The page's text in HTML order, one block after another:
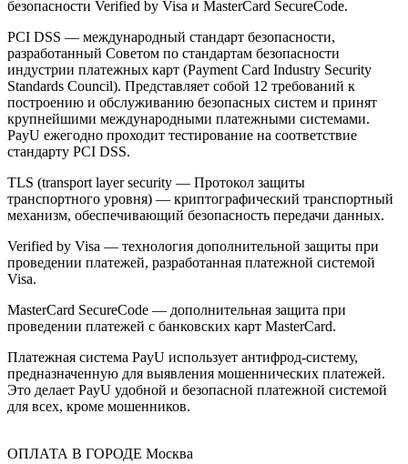
безопасности Verified by Visa и MasterCard SecureCode.
PCI DSS — международный стандарт безопасности,
разработанный Советом по стандартам безопасности
индустрии платежных карт (Payment Card Industry Security
Standards Council). Представляет собой 12 требований к
построению и обслуживанию безопасных систем и принят
крупнейшими международными платежными системами.
PayU ежегодно проходит тестирование на соответствие
стандарту PCI DSS.
TLS (transport layer security — Протокол защиты
транспортного уровня) — криптографический транспортный
механизм, обеспечивающий безопасность передачи данных.
Verified by Visa — технология дополнительной защиты при
проведении платежей, разработанная платежной системой
Visa.
MasterCard SecureCode — дополнительная защита при
проведении платежей с банковских карт MasterCard.
Платежная система PayU использует антифрод-систему,
предназначенную для выявления мошеннических платежей.
Это делает PayU удобной и безопасной платежной системой
для всех, кроме мошенников.
ОПЛАТА В ГОРОДЕ Москва